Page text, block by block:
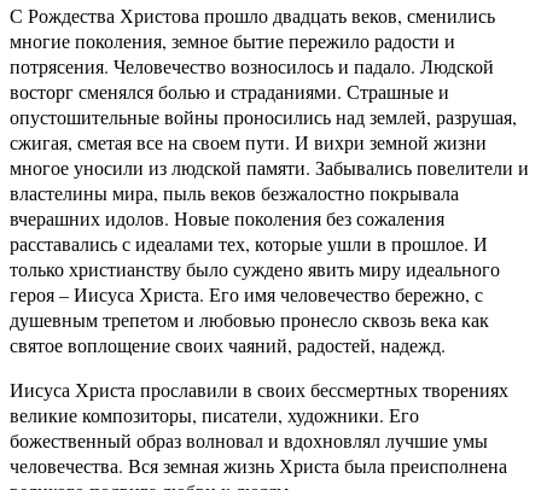
С Рождества Христова прошло двадцать веков, сменились
многие поколения, земное бытие пережило радости и
потрясения. Человечество возносилось и падало. Людской
восторг сменялся болью и страданиями. Страшные и
опустошительные войны проносились над землей, разрушая,
сжигая, сметая все на своем пути. И вихри земной жизни
многое уносили из людской памяти. Забывались повелители и
властелины мира, пыль веков безжалостно покрывала
вчерашних идолов. Новые поколения без сожаления
расставались с идеалами тех, которые ушли в прошлое. И
только христианству было суждено явить миру идеального
героя – Иисуса Христа. Его имя человечество бережно, с
душевным трепетом и любовью пронесло сквозь века как
святое воплощение своих чаяний, радостей, надежд.
Иисуса Христа прославили в своих бессмертных творениях
великие композиторы, писатели, художники. Его
божественный образ волновал и вдохновлял лучшие умы
человечества. Вся земная жизнь Христа была преисполнена